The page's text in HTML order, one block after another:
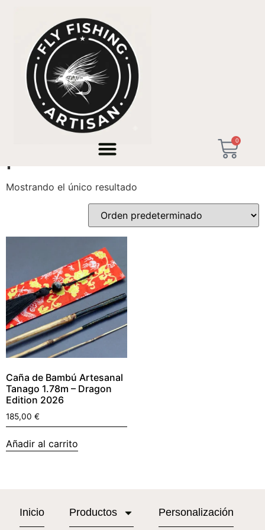
0
/ Productos etiquetados “pesca urbana madrid”
pesca urbana madrid
Mostrando el único resultado
Caña de Bambú Artesanal
Tanago 1.78m – Dragon
Edition 2026
185,00 €
Añadir al carrito
Inicio Productos Personalización